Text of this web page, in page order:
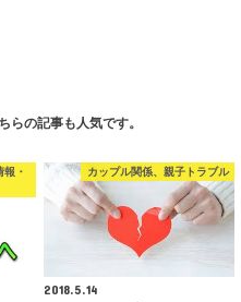
らの記事も人気です。
・
カップル関係、親子トラブル
2018.5.14